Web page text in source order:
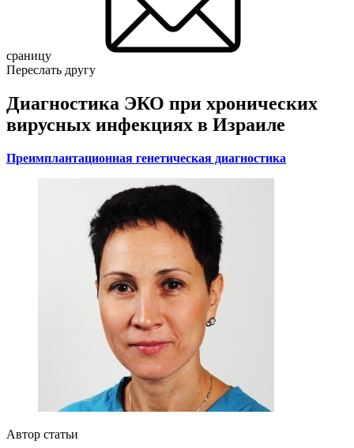
сраницу
Переслать другу
Диагностика ЭКО при хронических
вирусных инфекциях в Израиле
Преимплантационная генетическая диагностика
Автор статьи